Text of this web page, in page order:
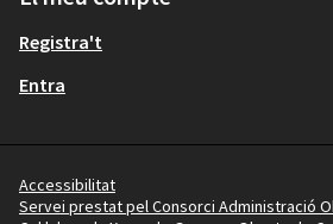
Registra't
Entra
Accessibilitat
Servei prestat pel Consorci Administració